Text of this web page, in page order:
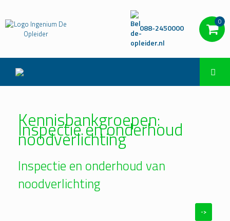
088-2450000
0
Kennisbankgroepen:
Inspectie en onderhoud
noodverlichting
Inspectie en onderhoud van
noodverlichting
->